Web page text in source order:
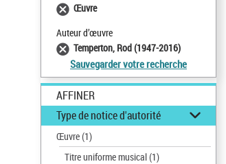
Œuvre
Auteur d’œuvre
Temperton, Rod (1947-2016)
Sauvegarder votre recherche
AFFINER
Type de notice d'autorité
Œuvre(1)
Titre uniforme musical(1)